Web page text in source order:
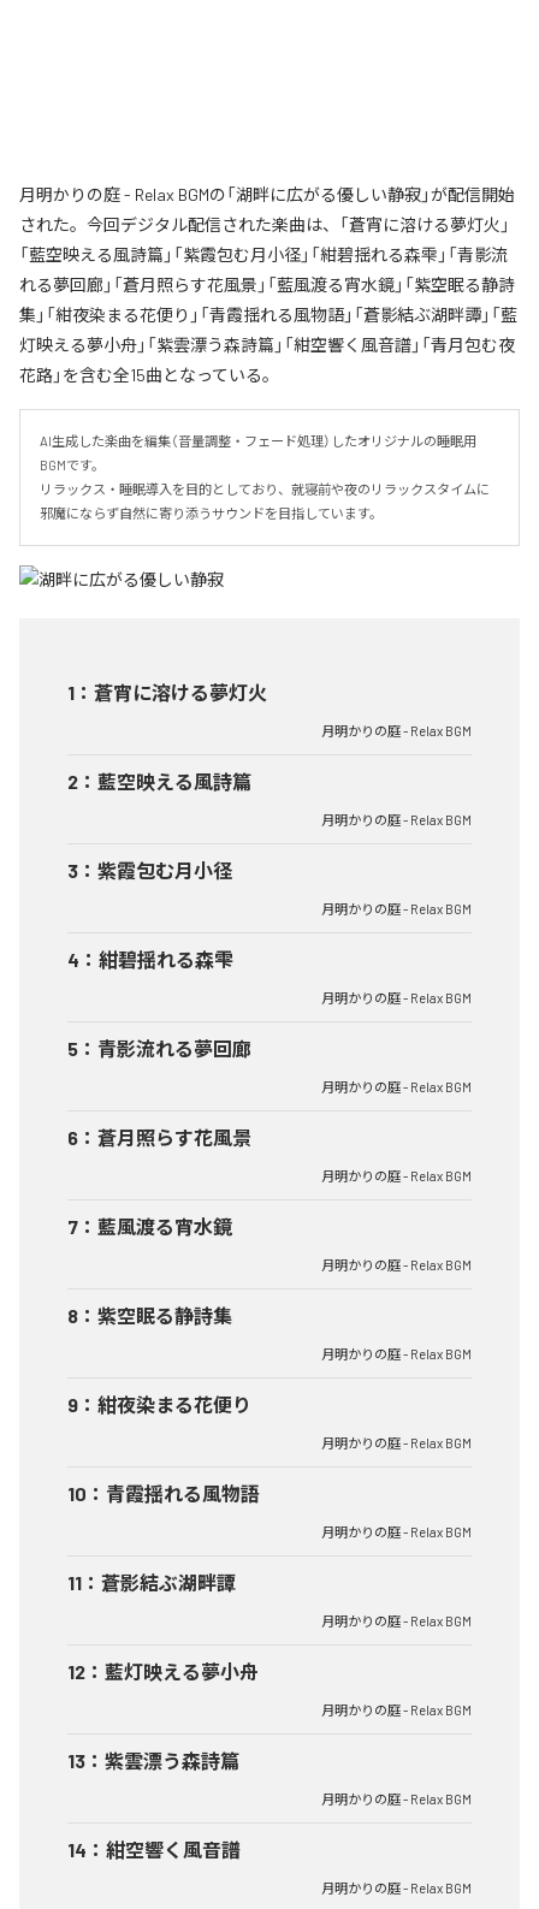
月明かりの庭 - Relax BGMの「湖畔に広がる優しい静寂」が配信開始
された。今回デジタル配信された楽曲は、「蒼宵に溶ける夢灯火」
「藍空映える風詩篇」「紫霞包む月小径」「紺碧揺れる森雫」「青影流
れる夢回廊」「蒼月照らす花風景」「藍風渡る宵水鏡」「紫空眠る静詩
集」「紺夜染まる花便り」「青霞揺れる風物語」「蒼影結ぶ湖畔譚」「藍
灯映える夢小舟」「紫雲漂う森詩篇」「紺空響く風音譜」「青月包む夜
花路」を含む全15曲となっている。
AI生成した楽曲を編集（音量調整・フェード処理）したオリジナルの睡眠用
BGMです。
リラックス・睡眠導入を目的としており、就寝前や夜のリラックスタイムに
邪魔にならず自然に寄り添うサウンドを目指しています。
1 ： 蒼宵に溶ける夢灯火
月明かりの庭 - Relax BGM
2 ： 藍空映える風詩篇
月明かりの庭 - Relax BGM
3 ： 紫霞包む月小径
月明かりの庭 - Relax BGM
4 ： 紺碧揺れる森雫
月明かりの庭 - Relax BGM
5 ： 青影流れる夢回廊
月明かりの庭 - Relax BGM
6 ： 蒼月照らす花風景
月明かりの庭 - Relax BGM
7 ： 藍風渡る宵水鏡
月明かりの庭 - Relax BGM
8 ： 紫空眠る静詩集
月明かりの庭 - Relax BGM
9 ： 紺夜染まる花便り
月明かりの庭 - Relax BGM
10 ： 青霞揺れる風物語
月明かりの庭 - Relax BGM
11 ： 蒼影結ぶ湖畔譚
月明かりの庭 - Relax BGM
12 ： 藍灯映える夢小舟
月明かりの庭 - Relax BGM
13 ： 紫雲漂う森詩篇
月明かりの庭 - Relax BGM
14 ： 紺空響く風音譜
月明かりの庭 - Relax BGM